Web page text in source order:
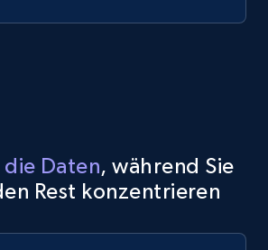
Daten, während Sie
Rest konzentrieren